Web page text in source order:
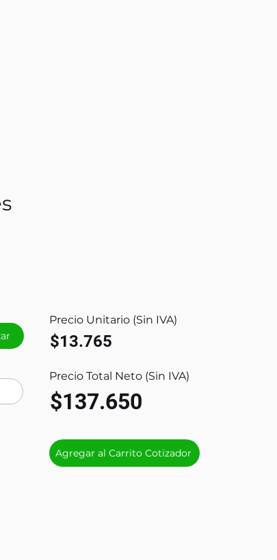
Precio Unitario (Sin IVA)
$13.765
Precio Total Neto (Sin IVA)
$137.650
Agregar al Carrito Cotizador